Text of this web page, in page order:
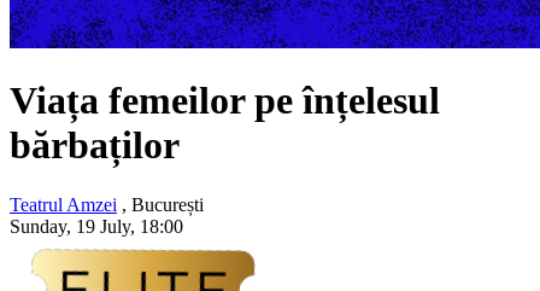
Viața femeilor pe înțelesul
bărbaților
Teatrul Amzei , București
Sunday, 19 July, 18:00